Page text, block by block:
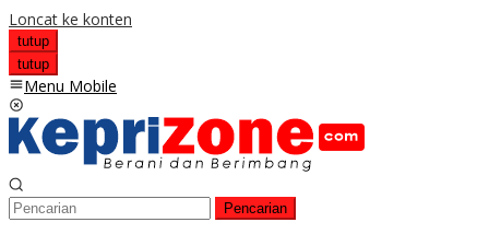
Loncat ke konten
tutup
tutup
Menu Mobile
Pencarian